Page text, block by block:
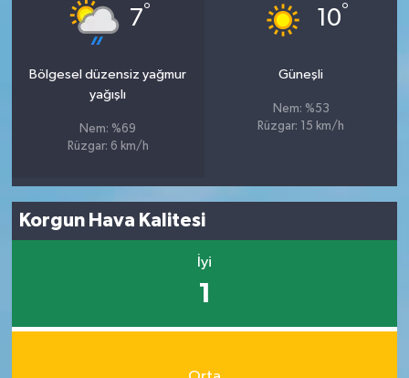
7°
Bölgesel düzensiz yağmur
yağışlı
Nem: %69
Rüzgar: 6 km/h
10°
Güneşli
Nem: %53
Rüzgar: 15 km/h
Korgun Hava Kalitesi
İyi
1